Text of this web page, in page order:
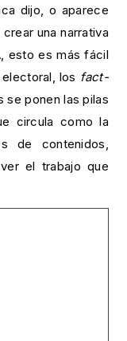
dijo, o aparece
una narrativa
esto es más fácil
los fact-
ponen las pilas
circula como la
de contenidos,
el trabajo que